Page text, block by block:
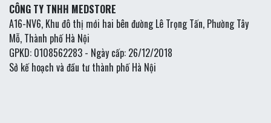
CÔNG TY TNHH MEDSTORE
A16-NV6, Khu đô thị mới hai bên đường Lê Trọng Tấn, Phường Tây
Mỗ, Thành phố Hà Nội
GPKD: 0108562283 - Ngày cấp: 26/12/2018
Sở kế hoạch và đầu tư thành phố Hà Nội